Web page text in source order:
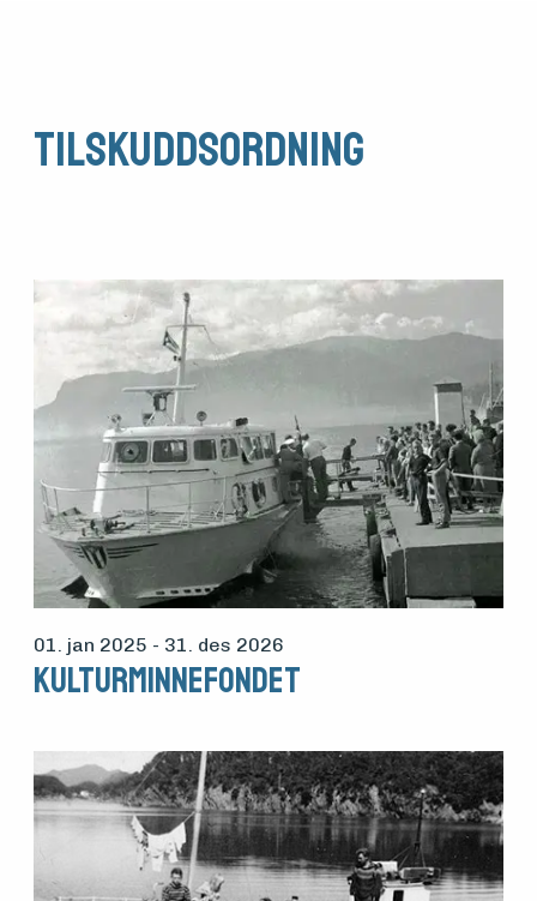
Tilskuddsordning
01. jan 2025 - 31. des 2026
KULTURMINNEFONDET